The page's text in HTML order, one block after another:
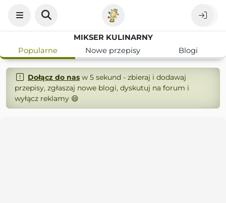
MIKSER KULINARNY
Popularne
Nowe przepisy Blogi
Dołącz do nasw 5 sekund - zbieraj i dodawaj
przepisy, zgłaszaj nowe blogi, dyskutuj na forum i
wyłącz reklamy 😄